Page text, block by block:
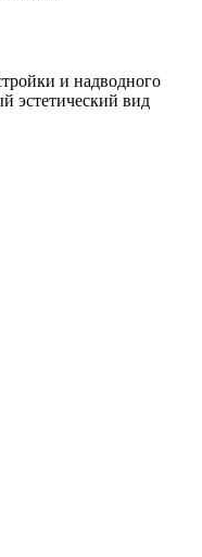
и надводного
эстетический вид